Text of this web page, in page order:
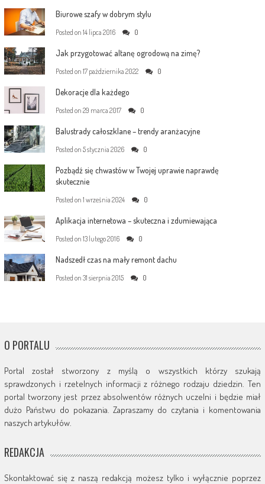
Biurowe szafy w dobrym stylu
Posted on 14 lipca 2016 0
Jak przygotować altanę ogrodową na zimę?
Posted on 17 października 2022 0
Dekoracje dla każdego
Posted on 29 marca 2017 0
Balustrady całoszklane – trendy aranżacyjne
Posted on 5 stycznia 2026 0
Pozbądź się chwastów w Twojej uprawie naprawdę
skutecznie
Posted on 1 września 2024 0
Aplikacja internetowa – skuteczna i zdumiewająca
Posted on 13 lutego 2016 0
Nadszedł czas na mały remont dachu
Posted on 31 sierpnia 2015 0
O PORTALU
Portal został stworzony z myślą o wszystkich którzy szukają
sprawdzonych i rzetelnych informacji z różnego rodzaju dziedzin. Ten
portal tworzony jest przez absolwentów różnych uczelni i będzie miał
dużo Państwu do pokazania. Zapraszamy do czytania i komentowania
naszych artykułów.
REDAKCJA
Skontaktować się z naszą redakcją możesz tylko i wyłącznie poprzez